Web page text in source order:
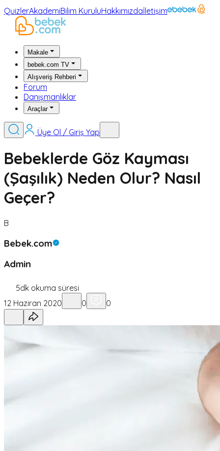
QuizlerAkademiBilim KuruluHakkımızdaİletişim
Makale
bebek.com TV
Alışveriş Rehberi
Forum
Danışmanlıklar
Araçlar
Üye Ol / Giriş Yap
Bebeklerde Göz Kayması
(Şaşılık) Neden Olur? Nasıl
Geçer?
B
Bebek.com
Admin
5dk okuma süresi
12 Haziran 2020
0 0